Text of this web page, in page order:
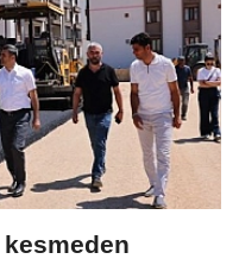
kesmeden